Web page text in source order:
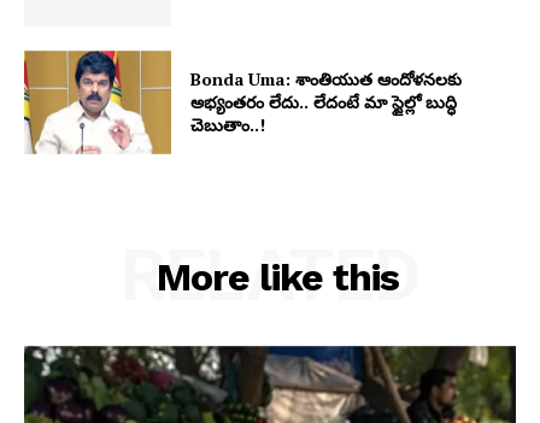
Bonda Uma: శాంతియుత ఆందోళనలకు
అభ్యంతరం లేదు.. లేదంటే మా స్టైల్లో బుద్ధి
చెబుతాం..!
More like this
RELATED